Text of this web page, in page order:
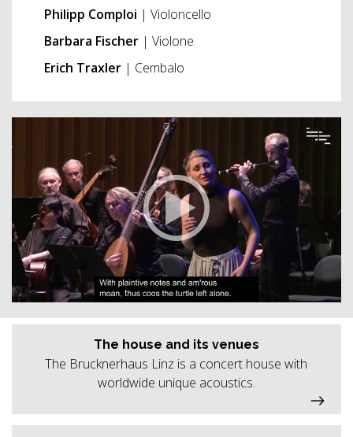
Philipp Comploi | Violoncello
Barbara Fischer | Violone
Erich Traxler | Cembalo
The house and its venues
The Brucknerhaus Linz is a concert house with
worldwide unique acoustics.